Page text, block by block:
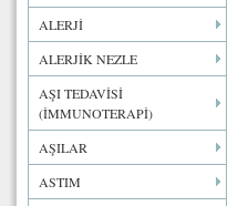
ALERJİ
ALERJİK NEZLE
AŞI TEDAVİSİ
(İMMUNOTERAPİ)
AŞILAR
ASTIM